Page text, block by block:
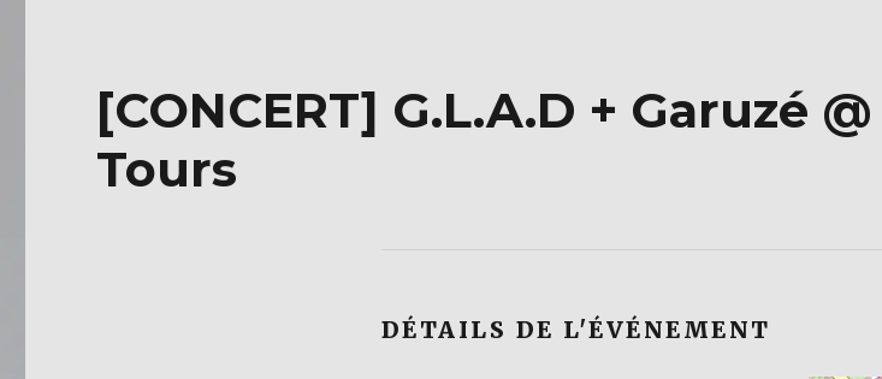
[CONCERT] G.L.A.D + Garuzé
Tours
DÉTAILS DE L'ÉVÉNEMENT